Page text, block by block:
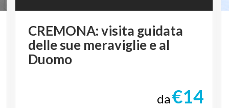
CREMONA: visita guidata
delle sue meraviglie e al
Duomo
da€14